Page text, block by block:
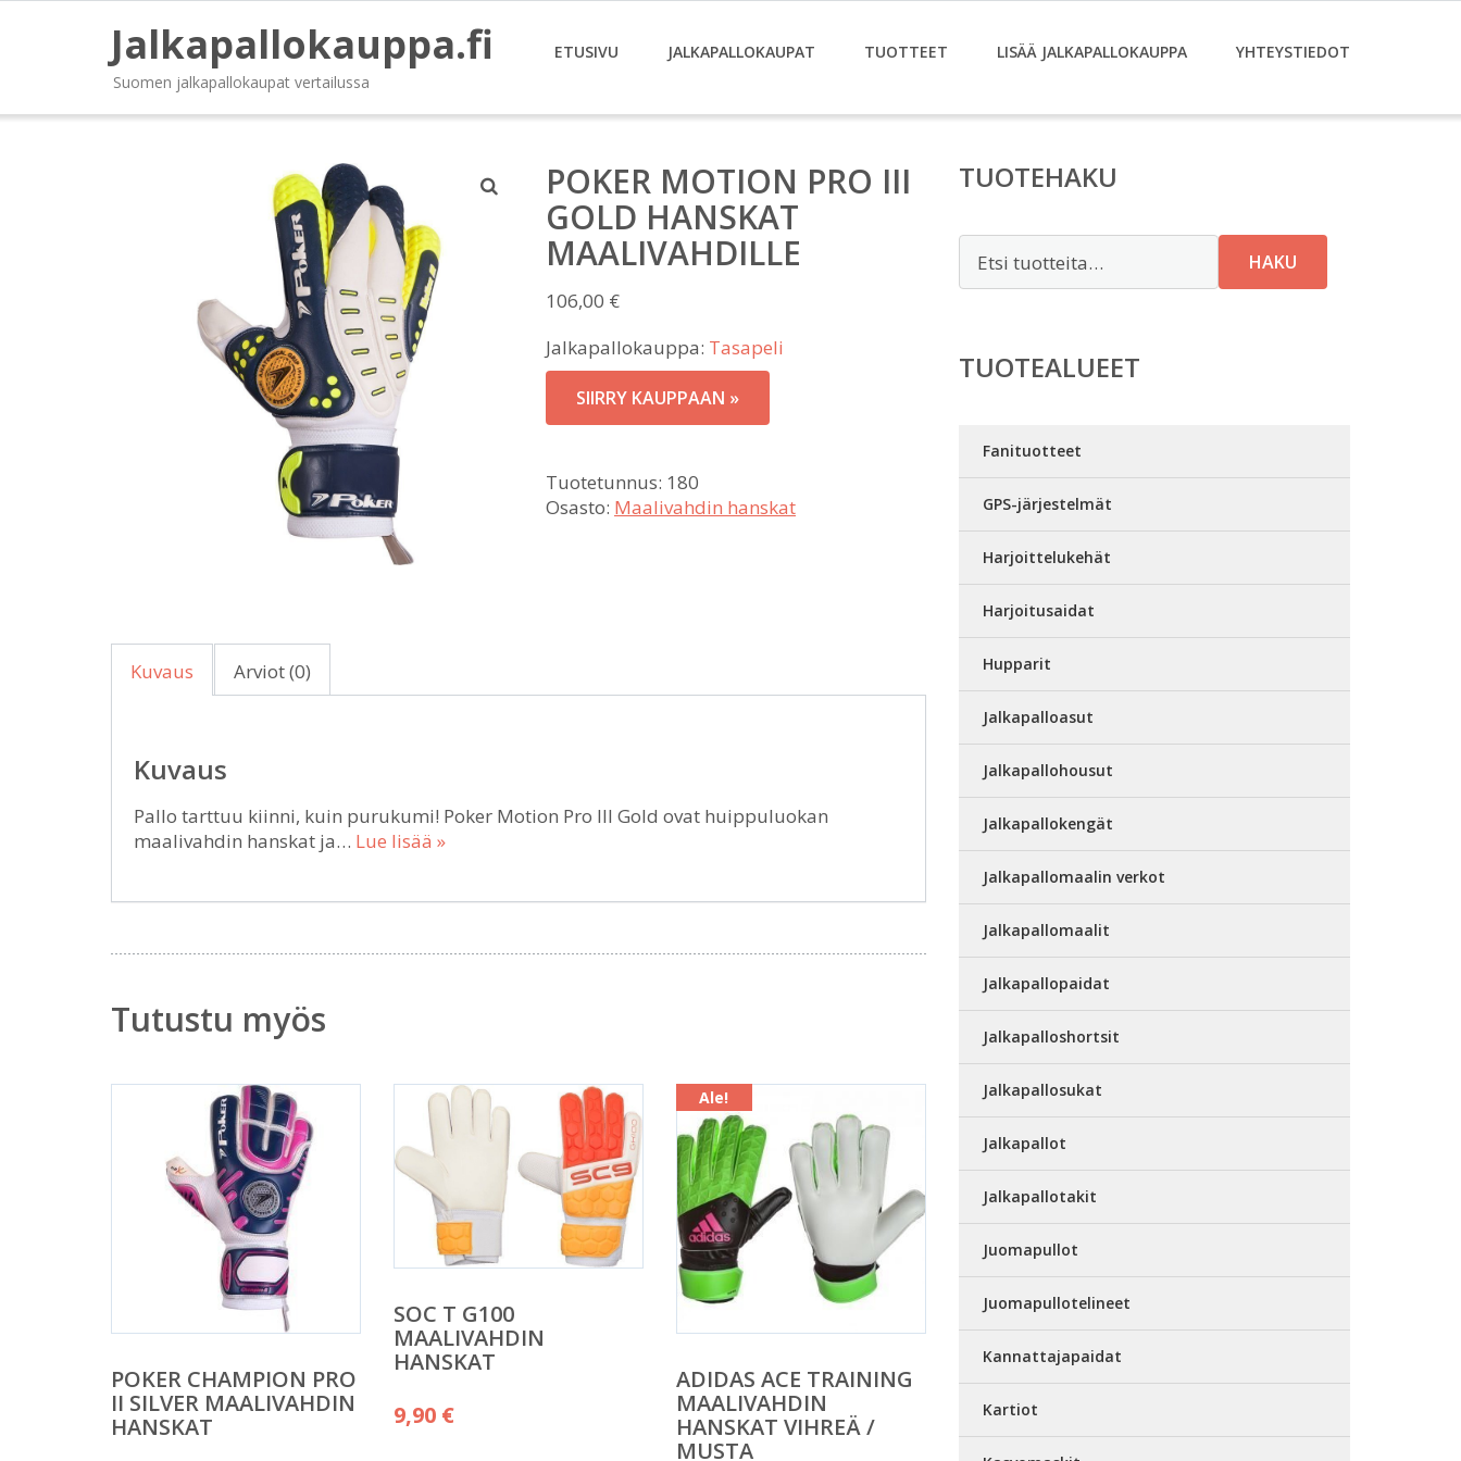
Jalkapallokauppa.fi
Suomen jalkapallokaupat vertailussa
ETUSIVU JALKAPALLOKAUPAT TUOTTEET LISÄÄ JALKAPALLOKAUPPA YHTEYSTIEDOT
POKER MOTION PRO III
GOLD HANSKAT
MAALIVAHDILLE
106,00 €
Jalkapallokauppa: Tasapeli
SIIRRY KAUPPAAN »
Tuotetunnus: 180
Osasto: Maalivahdin hanskat
Kuvaus Arviot (0)
Kuvaus
Pallo tarttuu kiinni, kuin purukumi! Poker Motion Pro III Gold ovat huippuluokan
maalivahdin hanskat ja… Lue lisää »
Tutustu myös
POKER CHAMPION PRO
II SILVER MAALIVAHDIN
HANSKAT
SOC T G100
MAALIVAHDIN
HANSKAT
9,90 €
Ale!
ADIDAS ACE TRAINING
MAALIVAHDIN
HANSKAT VIHREÄ /
MUSTA
TUOTEHAKU
HAKU
TUOTEALUEET
Fanituotteet
GPS-järjestelmät
Harjoittelukehät
Harjoitusaidat
Hupparit
Jalkapalloasut
Jalkapallohousut
Jalkapallokengät
Jalkapallomaalin verkot
Jalkapallomaalit
Jalkapallopaidat
Jalkapalloshortsit
Jalkapallosukat
Jalkapallot
Jalkapallotakit
Juomapullot
Juomapullotelineet
Kannattajapaidat
Kartiot